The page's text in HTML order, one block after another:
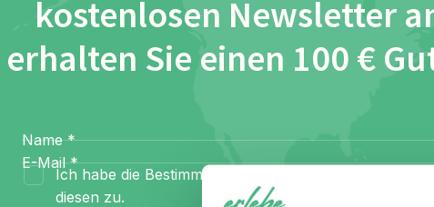
kostenlosen Newsletter
erhalten Sie einen 100 €
Name *
E-Mail *
Ich habe die Bestimmungen zum
diesen zu.